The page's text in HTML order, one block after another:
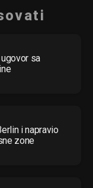
sa
i napravio
zone